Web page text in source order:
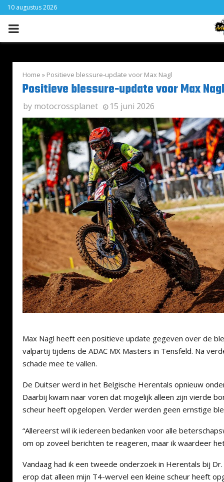
10 augustus 2026
PRIMARY
Home » Positieve blessure-update voor Max Nagl
Positieve blessure-update voor Max Nagl
by motocrossplanet 15 juni 2026
Max Nagl heeft een positieve update gegeven over de
valpartij tijdens de ADAC MX Masters in Tensfeld. Na
schade mee te vallen.
De Duitser werd in het Belgische Herentals opnieuw
Daarbij kwam naar voren dat mogelijk alleen zijn vierde
scheur heeft opgelopen. Verder werden geen ernstige
“Allereerst wil ik iedereen bedanken voor alle
om op zoveel berichten te reageren, maar ik waardeer
Vandaag had ik een tweede onderzoek in Herentals bij Dr.
erop dat alleen mijn T4-wervel een kleine scheur heeft